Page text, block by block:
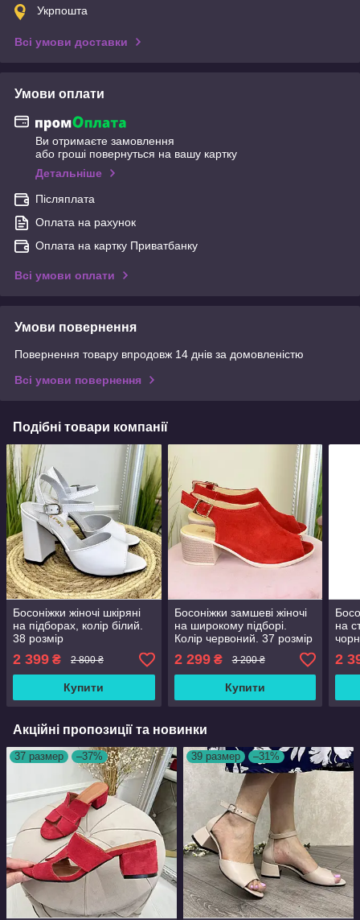
Укрпошта
Всі умови доставки
Умови оплати
Ви отримаєте замовлення
або гроші повернуться на вашу картку
Детальніше
Післяплата
Оплата на рахунок
Оплата на картку Приватбанку
Всі умови оплати
Умови повернення
Повернення товару впродовж 14 днів за домовленістю
Всі умови повернення
Подібні товари компанії
Босоніжки жіночі шкіряні
на підборах, колір білий.
38 розмір
2 399 ₴ 2 800 ₴
Купити
Босоніжки замшеві жіночі
на широкому підборі.
Колір червоний. 37 розмір
2 299₴ 3 200 ₴
Купити
на
2
Акційні пропозиції та новинки
37 размер –37% 39 размер –31%